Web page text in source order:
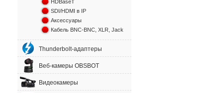
HDBaseT
SDI/HDMI в IP
Аксессуары
Кабель BNC-BNC, XLR, Jack
Thunderbolt-адаптеры
Веб-камеры OBSBOT
Видеокамеры